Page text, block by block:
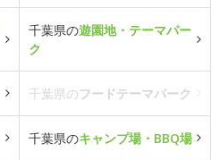
千葉県の遊園地・テーマパー
ク
千葉県のフードテーマパーク
千葉県のキャンプ場・BBQ場